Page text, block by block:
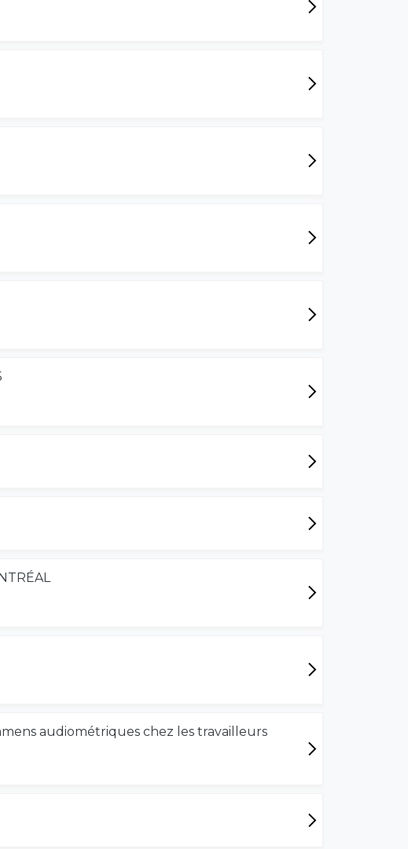
audiométriques chez les travailleurs